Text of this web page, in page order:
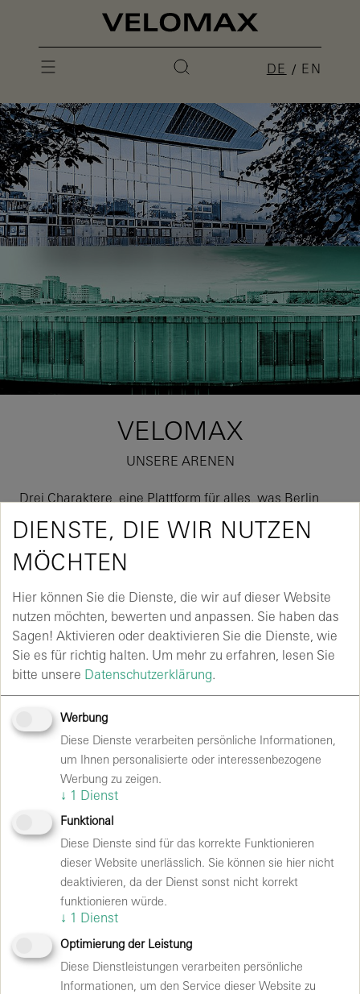
DE EN
VELOMAX
UNSERE ARENEN
Drei Charaktere, eine Plattform für alles, was Berlin
perfekten Rahmen.
Unsere Arenen liegen zentral und sind perfekt
angebunden - eben da, wo Berlin pulsiert. Ganz nach
dem Motto: mittendrin statt nur dabei.
Max-Schmeling-Halle: Als eine der bekanntesten
Sport- und Veranstaltungshallen Berlins bietet sie
Platz für bis zu 11.900 Personen. Sie ist
Volleys und zugleich Bühne für Konzerte, Shows und
große Sportevents. Laut, nah und mittendrin
Velodrom: Eine der größten Indoor-Eventlocations
der Hauptstadt - vielseitig, atmosphärisch und
bewegend. Hier finden für bis zu 12.000 Personen
Konzerte, Family Entertainment, TV-Shows, E-Sport,
Coporate Events sowie internationale
Radsportveranstaltungen statt.
UFO: Multifunktionale Eventfläche für bis zu 5.000
Besucherinnen und Besucher. Perfekt geeignet für
Konzerte, Partys, kleine Festivals sowie Trainings-
und Nachwuchsevents der Berliner Vereine und
ergänzt das Portfolio als flexible Venue für
mittelgroße Formate.
DIENSTE, DIE WIR NUTZEN
MÖCHTEN
Hier können Sie die Dienste, die wir auf dieser Website
nutzen möchten, bewerten und anpassen. Sie haben das
Sagen! Aktivieren oder deaktivieren Sie die Dienste, wie
Sie es für richtig halten. Um mehr zu erfahren, lesen Sie
bitte unsere Datenschutzerklärung.
Werbung
Diese Dienste verarbeiten persönliche Informationen,
um Ihnen personalisierte oder interessenbezogene
Werbung zu zeigen.
↓ 1 Dienst
Funktional
Diese Dienste sind für das korrekte Funktionieren
dieser Website unerlässlich. Sie können sie hier nicht
deaktivieren, da der Dienst sonst nicht korrekt
funktionieren würde.
↓ 1 Dienst
Optimierung der Leistung
Diese Dienstleistungen verarbeiten persönliche
Informationen, um den Service dieser Website zu